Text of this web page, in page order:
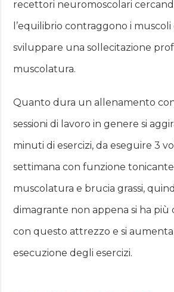
recettori neuromoscolari
l’equilibrio contraggono i
sviluppare una sollecitazione
muscolatura.
Quanto dura un allenamento
sessioni di lavoro in genere si
minuti di esercizi, da eseguire 3
settimana con funzione
muscolatura e brucia grassi,
dimagrante non appena si ha più
con questo attrezzo e si
esecuzione degli esercizi.